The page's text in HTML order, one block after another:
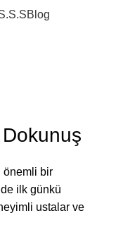
Blog
önemli bir
ilk günkü
ustalar ve